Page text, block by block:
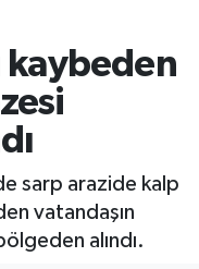
kaybeden
sarp arazide kalp
vatandaşın
alındı.